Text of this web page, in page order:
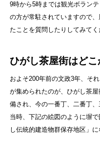
9時から5時までは観光ボラン
の方が常駐されていますので
たことを質問したりしてみてく
ひがし茶屋街はどこ
およそ200年前の文政3年、そ
が集められたのが、ひがし茶
備され、今の一番丁、二番丁、
当時、下記の絵図のように塀
し伝統的建造物群保存地区」に